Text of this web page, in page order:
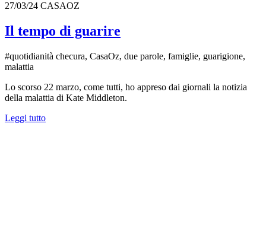
27/03/24 CASAOZ
Il tempo di guarire
#quotidianità checura, CasaOz, due parole, famiglie, guarigione,
malattia
Lo scorso 22 marzo, come tutti, ho appreso dai giornali la notizia
della malattia di Kate Middleton.
Leggi tutto